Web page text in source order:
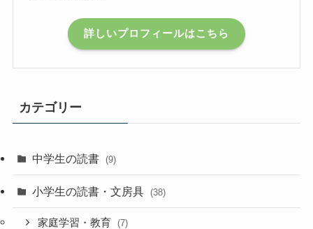
詳しいプロフィールはこちら
カテゴリー
中学生の読書 (9)
小学生の読書・文房具 (38)
家庭学習・教育 (7)